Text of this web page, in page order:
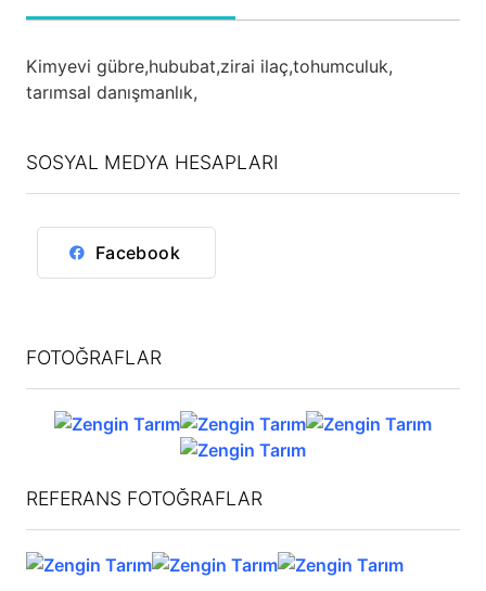
Kimyevi gübre,hububat,zirai ilaç,tohumculuk,
tarımsal danışmanlık,
SOSYAL MEDYA HESAPLARI
Facebook
FOTOĞRAFLAR
REFERANS FOTOĞRAFLAR